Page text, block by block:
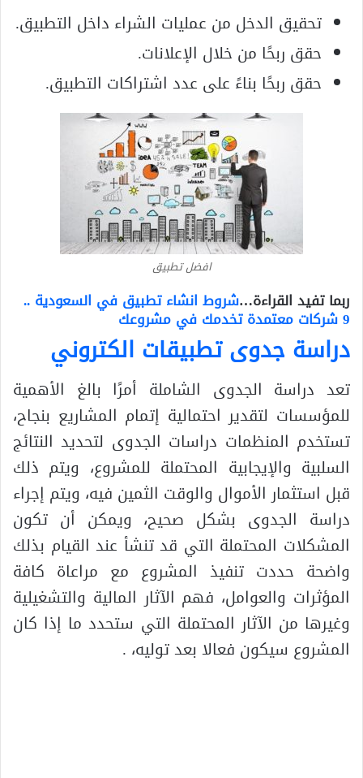
تحقيق الدخل من عمليات الشراء داخل التطبيق.
حقق ربحًا من خلال الإعلانات.
حقق ربحًا بناءً على عدد اشتراكات التطبيق.
افضل تطبيق
ربما تفيد القراءة…شروط انشاء تطبيق في السعودية ..
9 شركات معتمدة تخدمك في مشروعك
دراسة جدوى تطبيقات الكتروني
تعد دراسة الجدوى الشاملة أمرًا بالغ الأهمية
للمؤسسات لتقدير احتمالية إتمام المشاريع بنجاح،
تستخدم المنظمات دراسات الجدوى لتحديد النتائج
السلبية والإيجابية المحتملة للمشروع، ويتم ذلك
قبل استثمار الأموال والوقت الثمين فيه، ويتم إجراء
دراسة الجدوى بشكل صحيح، ويمكن أن تكون
المشكلات المحتملة التي قد تنشأ عند القيام بذلك
واضحة حددت تنفيذ المشروع مع مراعاة كافة
المؤثرات والعوامل، فهم الآثار المالية والتشغيلية
وغيرها من الآثار المحتملة التي ستحدد ما إذا كان
المشروع سيكون فعالا بعد توليه، .